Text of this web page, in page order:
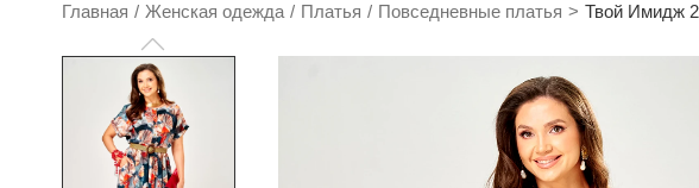
Главная / Женская одежда / Платья / Повседневные платья > Твой Имидж